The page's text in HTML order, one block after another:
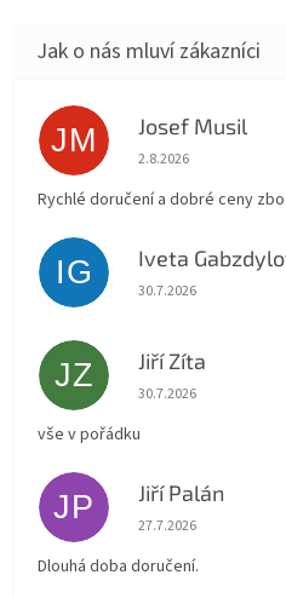
JM Josef Musil
Hodnocení obchodu
2.8.2026
Rychlé doručení a dobré ceny
IG Iveta
Hodnocení obchodu
30.7.2026
JZ Jiří Zíta
Hodnocení obchodu
30.7.2026
vše v pořádku
JP Jiří Palán
Hodnocení obchodu
27.7.2026
Dlouhá doba doručení.